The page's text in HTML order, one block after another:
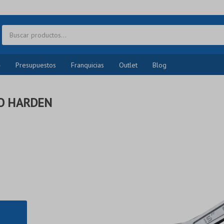
Presupuestos Franquicias Outlet Blog
HARDEN